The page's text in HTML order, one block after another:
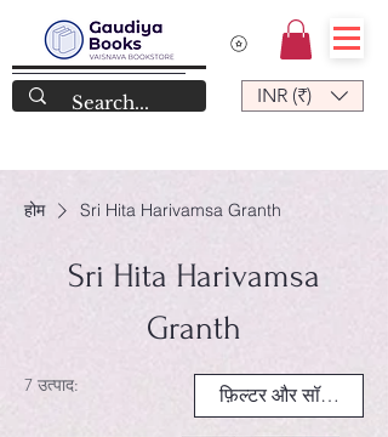
INR (₹)
होम Sri Hita Harivamsa Granth
Sri Hita Harivamsa
Granth
7 उत्पाद: फ़िल्टर और सॉर्ट करें